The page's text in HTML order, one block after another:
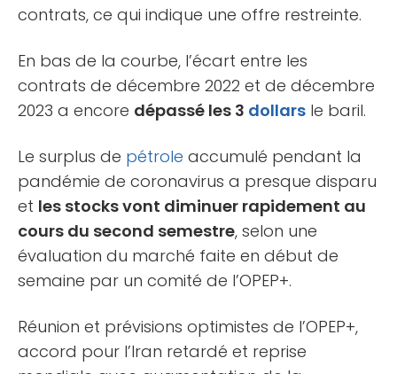
contrats, ce qui indique une offre restreinte.
En bas de la courbe, l’écart entre les
contrats de décembre 2022 et de décembre
2023 a encore dépassé les 3 dollars le baril.
Le surplus de pétrole accumulé pendant la
pandémie de coronavirus a presque disparu
et les stocks vont diminuer rapidement au
cours du second semestre, selon une
évaluation du marché faite en début de
semaine par un comité de l’OPEP+.
Réunion et prévisions optimistes de l’OPEP+,
accord pour l’Iran retardé et reprise